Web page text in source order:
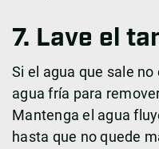
7. Lave el
Si el agua que sale
agua fría para
Mantenga el agua
hasta que no quede